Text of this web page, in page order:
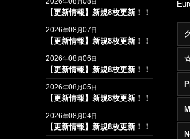
年 月 日
【更新情報】新規8枚更新！！
2026年08月07日
【更新情報】新規8枚更新！！
2026年08月06日
【更新情報】新規8枚更新！！
2026年08月05日
【更新情報】新規8枚更新！！
2026年08月04日
【更新情報】新規8枚更新！！